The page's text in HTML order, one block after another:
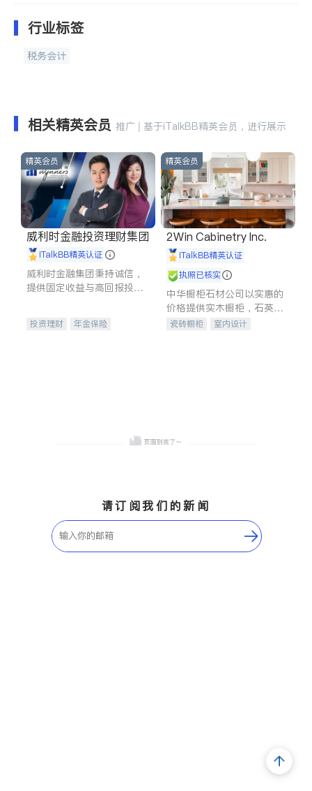
行业标签
税务会计
相关精英会员 推广 | 基于iTalkBB精英会员，进行展示
精英会员
威利时金融投资理财集团
iTalkBB精英认证
威利时金融集团秉持诚信，
提供固定收益与高回报投资
合，助力客户实现目标
投资理财
年金保险
精英会员
2Win Cabinetry Inc.
iTalkBB精英认证
执照已核实
中华橱柜石材公司以实惠的
价格提供实木橱柜，石英石
台面，多种优质不锈钢水
瓷砖橱柜
室内设计
请订阅我们的新闻